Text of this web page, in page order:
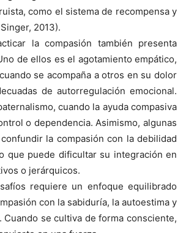
como el sistema de recompensa y
2013).
la compasión también presenta
de ellos es el agotamiento empático,
se acompaña a otros en su dolor
de autorregulación emocional.
cuando la ayuda compasiva
o dependencia. Asimismo, algunas
la compasión con la debilidad
que puede dificultar su integración en
o jerárquicos.
requiere un enfoque equilibrado
con la sabiduría, la autoestima y
Cuando se cultiva de forma consciente,